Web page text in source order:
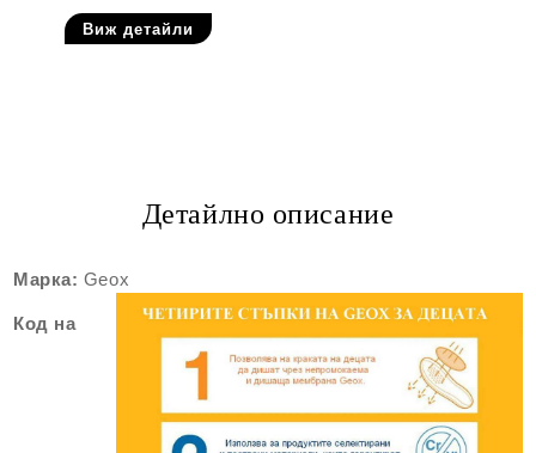
Виж детайли
Детайлно описание
Марка: Geox
Код на